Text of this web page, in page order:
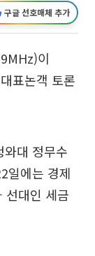
구글 선호매체 추가
이
표논객 토론
대 정무수
일에는 경제
선대인 세금